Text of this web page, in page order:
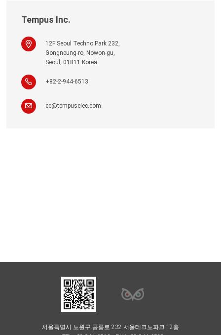
Tempus Inc.
12F Seoul Techno Park 232,
Gongneung-ro, Nowon-gu,
Seoul, 01811 Korea
+82-2-944-6513
ce@tempuselec.com
서울특별시 노원구 공릉로 232 서울테크노파크 12층